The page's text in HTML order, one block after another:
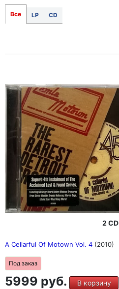
Все LP CD
2 CD
A Cellarful Of Motown Vol. 4 (2010)
Под заказ
5999 руб. В корзину